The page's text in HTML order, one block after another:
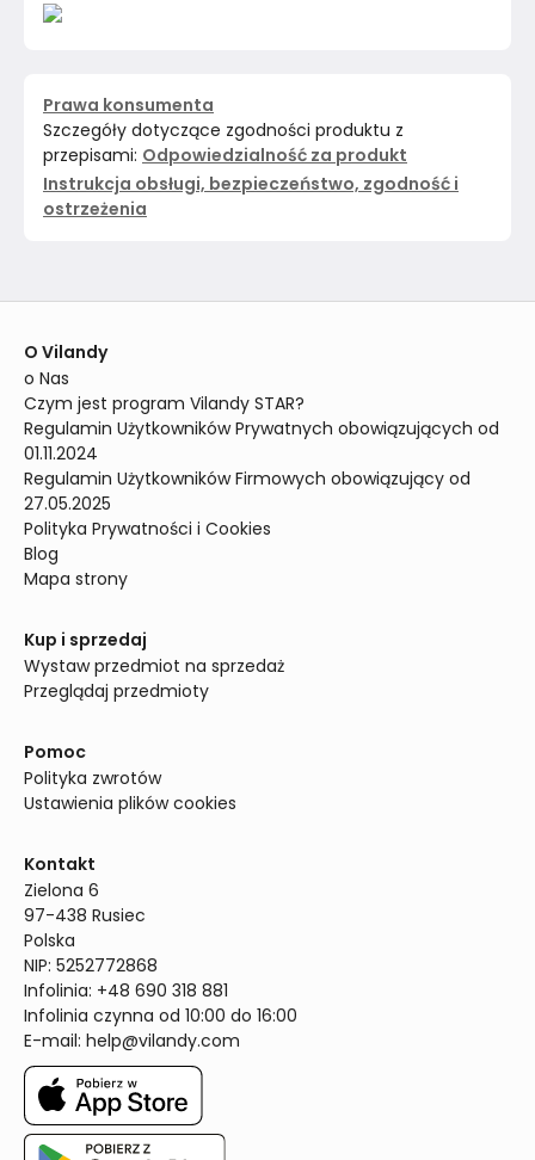
Prawa konsumenta
Szczegóły dotyczące zgodności produktu z
przepisami: Odpowiedzialność za produkt
Instrukcja obsługi, bezpieczeństwo, zgodność i
ostrzeżenia
O Vilandy
o Nas
Czym jest program Vilandy STAR?
Regulamin Użytkowników Prywatnych obowiązujących od
01.11.2024
Regulamin Użytkowników Firmowych obowiązujący od
27.05.2025
Polityka Prywatności i Cookies
Blog
Mapa strony
Kup i sprzedaj
Wystaw przedmiot na sprzedaż
Przeglądaj przedmioty
Pomoc
Polityka zwrotów
Ustawienia plików cookies
Kontakt
Zielona 6
97-438 Rusiec
Polska
NIP: 5252772868
Infolinia: +48 690 318 881
Infolinia czynna od 10:00 do 16:00
E-mail: help@vilandy.com